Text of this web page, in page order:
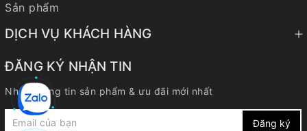
Sản phẩm
DỊCH VỤ KHÁCH HÀNG
ĐĂNG KÝ NHẬN TIN
Nhận thông tin sản phẩm & ưu đãi mới nhất
Đăng ký